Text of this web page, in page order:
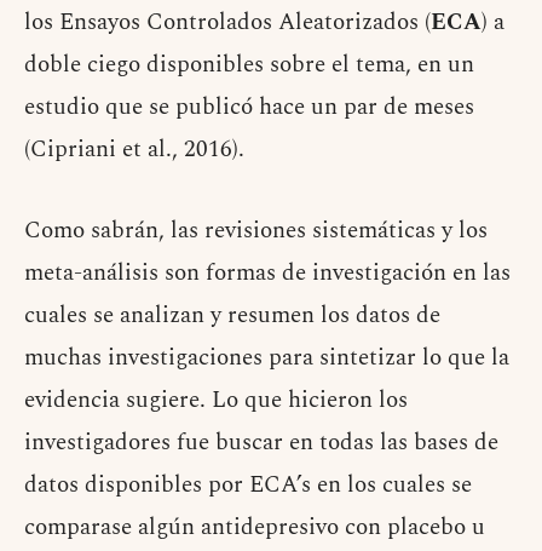
los Ensayos Controlados Aleatorizados (ECA) a
doble ciego disponibles sobre el tema, en un
estudio que se publicó hace un par de meses
(Cipriani et al., 2016).
Como sabrán, las revisiones sistemáticas y los
meta-análisis son formas de investigación en las
cuales se analizan y resumen los datos de
muchas investigaciones para sintetizar lo que la
evidencia sugiere. Lo que hicieron los
investigadores fue buscar en todas las bases de
datos disponibles por ECA’s en los cuales se
comparase algún antidepresivo con placebo u